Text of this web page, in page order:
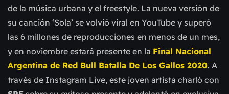
de la música urbana y el freestyle. La nueva versión de
su canción ‘Sola’ se volvió viral en YouTube y superó
las 6 millones de reproducciones en menos de un mes,
y en noviembre estará presente en la Final Nacional
Argentina de Red Bull Batalla De Los Gallos 2020. A
través de Instagram Live, este joven artista charló con